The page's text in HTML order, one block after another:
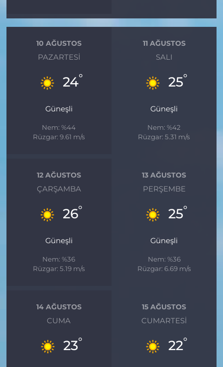
10 AĞUSTOS
PAZARTESI
24°
Güneşli
Nem: %44
Rüzgar: 9.61 m/s
11 AĞUSTOS
SALI
25°
Güneşli
Nem: %42
Rüzgar: 5.31 m/s
12 AĞUSTOS
ÇARŞAMBA
26°
Güneşli
Nem: %36
Rüzgar: 5.19 m/s
13 AĞUSTOS
PERŞEMBE
25°
Güneşli
Nem: %36
Rüzgar: 6.69 m/s
14 AĞUSTOS
CUMA
23°
15 AĞUSTOS
CUMARTESI
22°